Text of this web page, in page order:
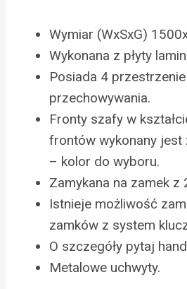
Wymiar (WxSxG)
Wykonana z płyty
Posiada 4
przechowywania.
Fronty szafy w
frontów wykonany jest
– kolor do wyboru.
Zamykana na zamek z
Istnieje możliwość
zamków z system
O szczegóły pytaj
Metalowe uchwyty.